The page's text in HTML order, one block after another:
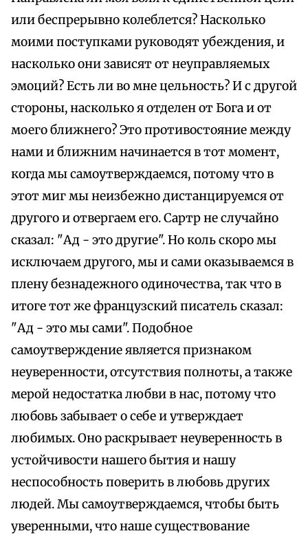
или беспрерывно колеблется? Насколько
моими поступками руководят убеждения, и
насколько они зависят от неуправляемых
эмоций? Есть ли во мне цельность? И с другой
стороны, насколько я отделен от Бога и от
моего ближнего? Это противостояние между
нами и ближним начинается в тот момент,
когда мы самоутверждаемся, потому что в
этот миг мы неизбежно дистанцируемся от
другого и отвергаем его. Сартр не случайно
сказал: "Ад - это другие". Но коль скоро мы
исключаем другого, мы и сами оказываемся в
плену безнадежного одиночества, так что в
итоге тот же французский писатель сказал:
"Ад - это мы сами". Подобное
самоутверждение является признаком
неуверенности, отсутствия полноты, а также
мерой недостатка любви в нас, потому что
любовь забывает о себе и утверждает
любимых. Оно раскрывает неуверенность в
устойчивости нашего бытия и нашу
неспособность поверить в любовь других
людей. Мы самоутверждаемся, чтобы быть
уверенными, что наше существование